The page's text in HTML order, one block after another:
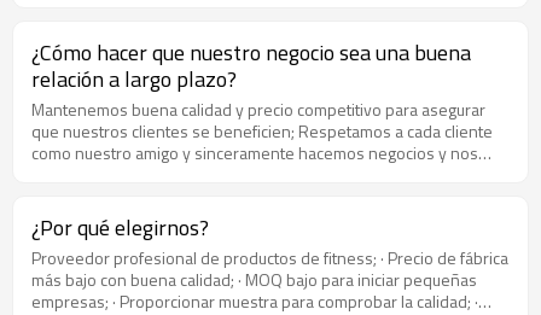
incluida la materia prima. La empresa con una excelente entrega a
tiempo, un atento servicio al cliente. Procedimientos/pruebas
Detalles 1. Inspección de materias primas y piezas. 2. QC en cada
procedimiento de producción 3. Inspección de semiproductos 4.
Inspección de producto terminado 5. Inspección de embalaje 6.
Prueba de productos al azar antes de la entrega.
¿Cómo hacer que nuestro negocio sea una buena
relación a largo plazo?
Mantenemos buena calidad y precio competitivo para asegurar
que nuestros clientes se beneficien; Respetamos a cada cliente
como nuestro amigo y sinceramente hacemos negocios y nos
¿Por qué elegirnos?
Proveedor profesional de productos de fitness; · Precio de fábrica
más bajo con buena calidad; · MOQ bajo para iniciar pequeñas
empresas; · Proporcionar muestra para comprobar la calidad; ·